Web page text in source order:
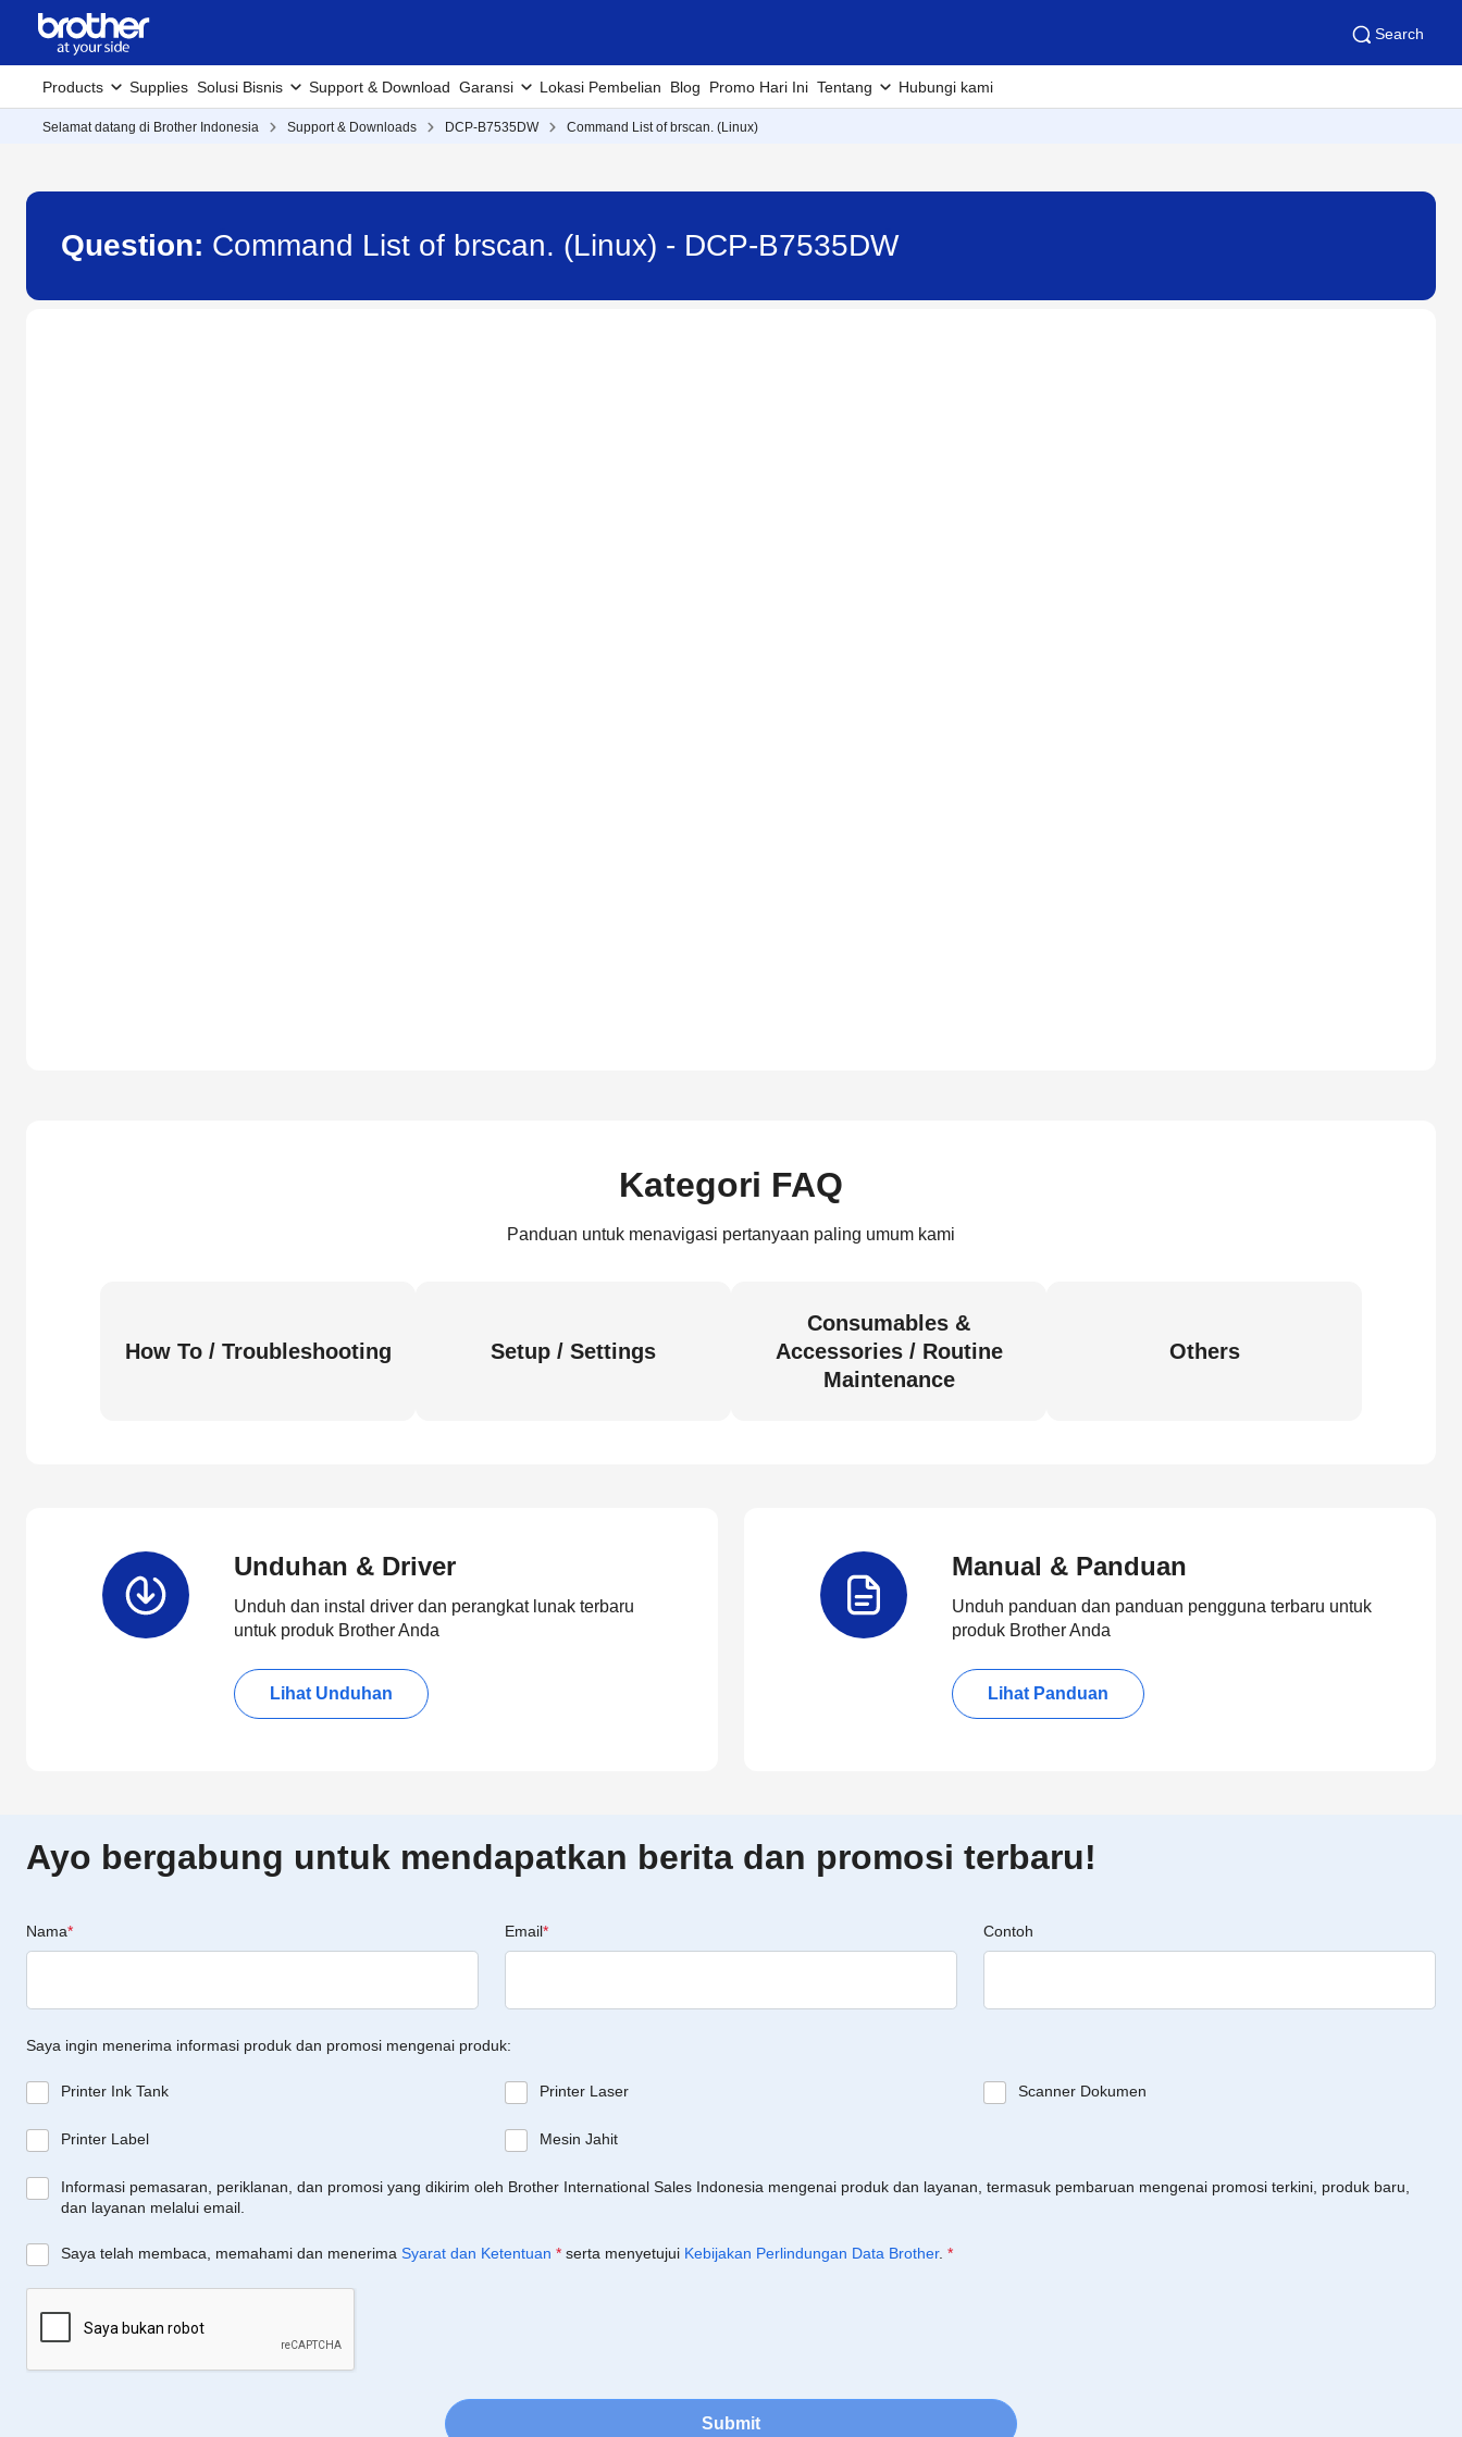
Search
Products Supplies Solusi Bisnis Support & Download Garansi Lokasi Pembelian Blog Promo Hari Ini Tentang Hubungi kami
Selamat datang di Brother Indonesia Support & Downloads DCP-B7535DW Command List of brscan. (Linux)
Question: Command List of brscan. (Linux) - DCP-B7535DW
Kategori FAQ
Panduan untuk menavigasi pertanyaan paling umum kami
How To / Troubleshooting Setup / Settings
Consumables &
Accessories / Routine
Maintenance
Others
Unduhan & Driver
Unduh dan instal driver dan perangkat lunak terbaru
untuk produk Brother Anda
Lihat Unduhan
Manual & Panduan
Unduh panduan dan panduan pengguna terbaru untuk
produk Brother Anda
Lihat Panduan
Ayo bergabung untuk mendapatkan berita dan promosi terbaru!
Nama* Email* Contoh
Saya ingin menerima informasi produk dan promosi mengenai produk:
Printer Ink Tank Printer Laser Scanner Dokumen
Printer Label Mesin Jahit
Informasi pemasaran, periklanan, dan promosi yang dikirim oleh Brother International Sales Indonesia mengenai produk dan layanan, termasuk pembaruan mengenai promosi terkini, produk baru,
dan layanan melalui email.
Saya telah membaca, memahami dan menerima Syarat dan Ketentuan * serta menyetujui Kebijakan Perlindungan Data Brother. *
Submit